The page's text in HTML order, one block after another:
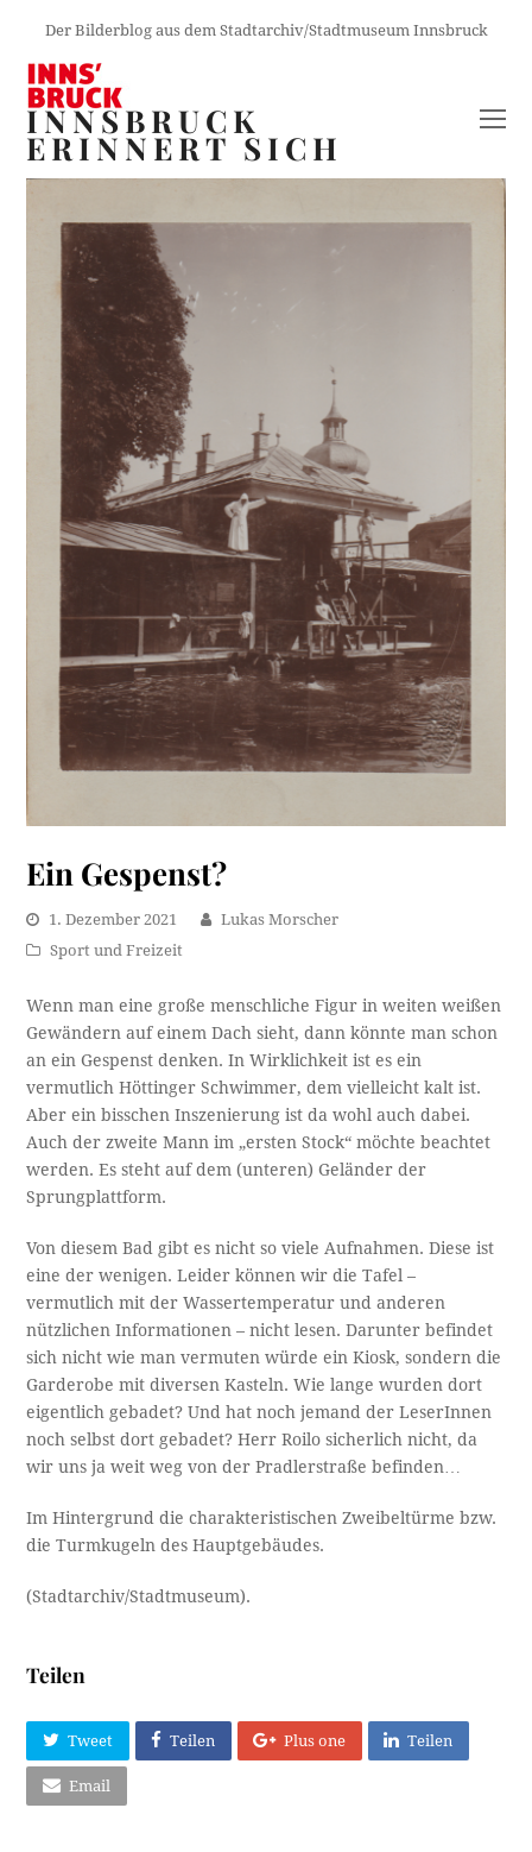
Der Bilderblog aus dem Stadtarchiv/Stadtmuseum Innsbruck
INNSBRUCK
ERINNERT SICH
Ein Gespenst?
1. Dezember 2021
Lukas Morscher
Sport und Freizeit
Wenn man eine große menschliche Figur in weiten weißen
Gewändern auf einem Dach sieht, dann könnte man schon
an ein Gespenst denken. In Wirklichkeit ist es ein
vermutlich Höttinger Schwimmer, dem vielleicht kalt ist.
Aber ein bisschen Inszenierung ist da wohl auch dabei.
Auch der zweite Mann im „ersten Stock“ möchte beachtet
werden. Es steht auf dem (unteren) Geländer der
Sprungplattform.
Von diesem Bad gibt es nicht so viele Aufnahmen. Diese ist
eine der wenigen. Leider können wir die Tafel –
vermutlich mit der Wassertemperatur und anderen
nützlichen Informationen – nicht lesen. Darunter befindet
sich nicht wie man vermuten würde ein Kiosk, sondern die
Garderobe mit diversen Kasteln. Wie lange wurden dort
eigentlich gebadet? Und hat noch jemand der LeserInnen
noch selbst dort gebadet? Herr Roilo sicherlich nicht, da
wir uns ja weit weg von der Pradlerstraße befinden…
Im Hintergrund die charakteristischen Zweibeltürme bzw.
die Turmkugeln des Hauptgebäudes.
(Stadtarchiv/Stadtmuseum).
Teilen
Tweet Teilen Plus one Teilen
Email